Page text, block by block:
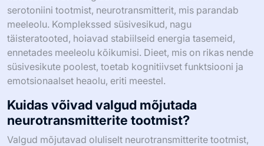
serotoniini tootmist, neurotransmitterit, mis parandab
meeleolu. Komplekssed süsivesikud, nagu
täisteratooted, hoiavad stabiilseid energia tasemeid,
ennetades meeleolu kõikumisi. Dieet, mis on rikas nende
süsivesikute poolest, toetab kognitiivset funktsiooni ja
emotsionaalset heaolu, eriti meestel.
Kuidas võivad valgud mõjutada
neurotransmitterite tootmist?
Valgud mõjutavad oluliselt neurotransmitterite tootmist,